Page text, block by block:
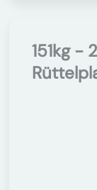
151kg -